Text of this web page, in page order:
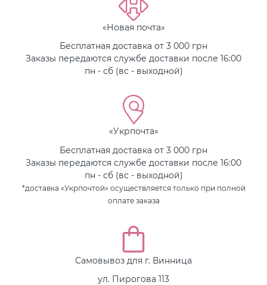
«Новая почта»
Бесплатная доставка от 3 000 грн
Заказы передаются службе доставки после 16:00
пн - сб (вс - выходной)
«Укрпочта»
Бесплатная доставка от 3 000 грн
Заказы передаются службе доставки после 16:00
пн - сб (вс - выходной)
*доставка «Укрпочтой» осуществляется только при полной
оплате заказа
Самовывоз для г. Винница
ул. Пирогова 113